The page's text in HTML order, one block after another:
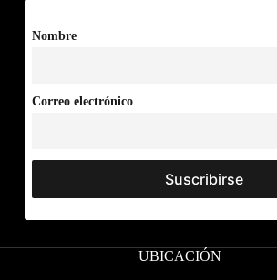
Nombre
Correo electrónico
UBICACIÓN